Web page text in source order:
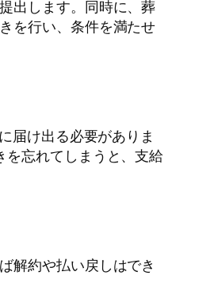
出します。同時に、葬
を行い、条件を満たせ
届け出る必要がありま
忘れてしまうと、支給
解約や払い戻しはでき